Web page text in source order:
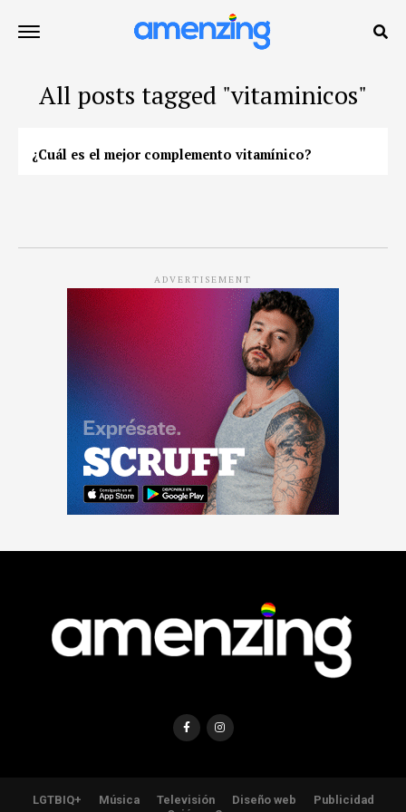
All posts tagged "vitaminicos"
¿Cuál es el mejor complemento vitamínico?
ADVERTISEMENT
LGTBIQ+ Música Televisión Diseño web
Publicidad